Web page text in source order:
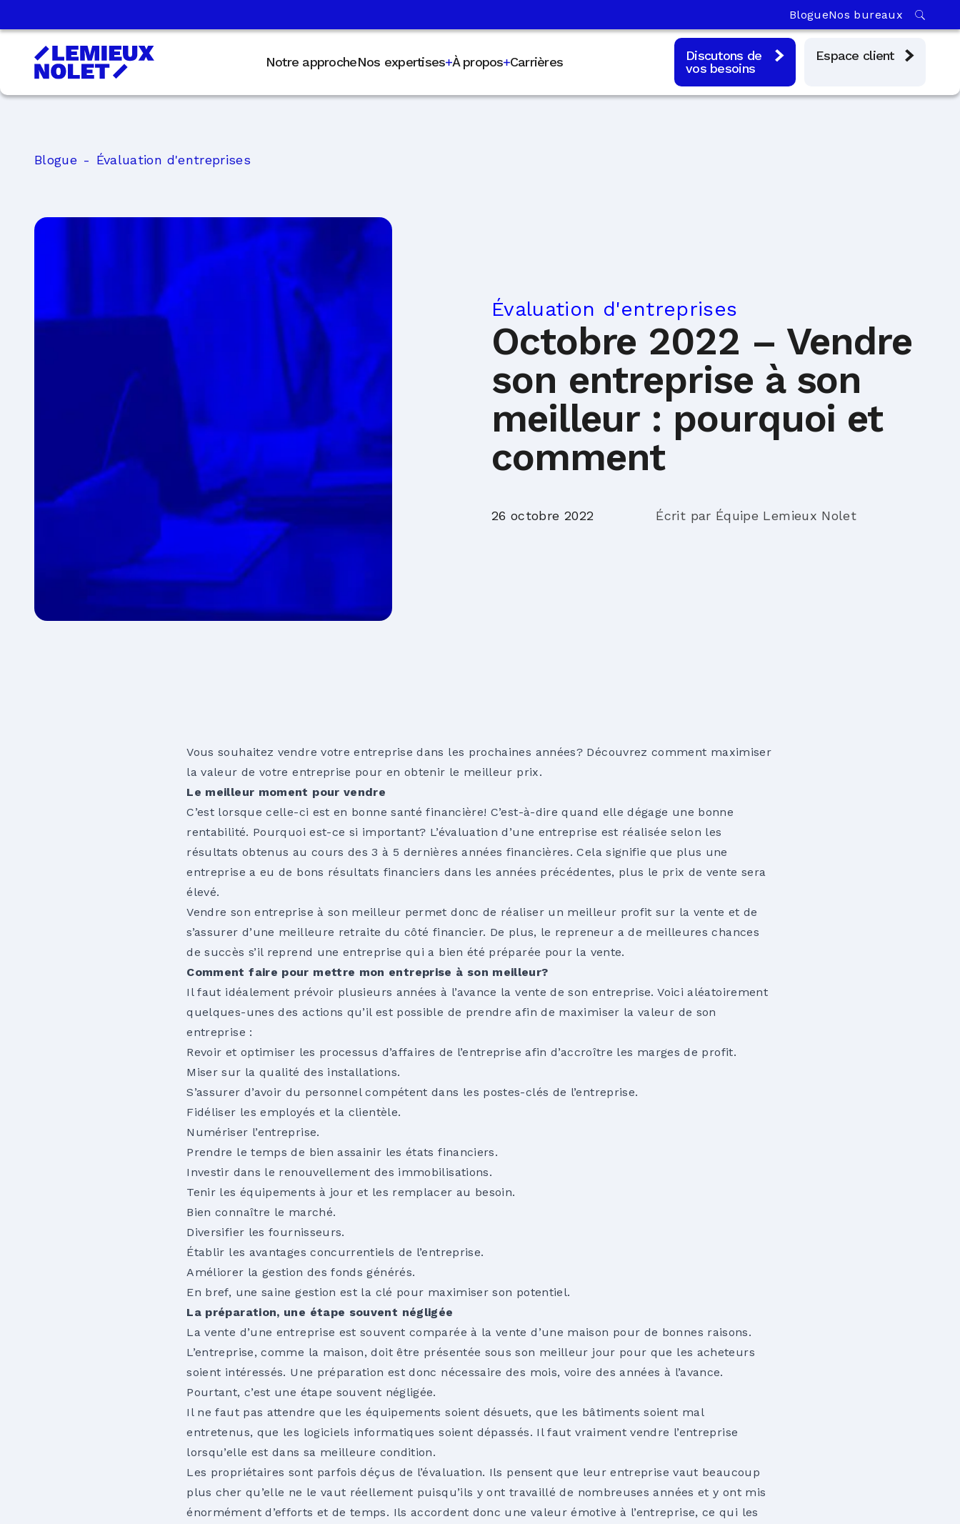
BlogueNos bureaux
Notre approcheNos expertises À propos Carrières
Discutons de
vos besoins
Espace client
Blogue Évaluation d'entreprises
Évaluation d'entreprises
Octobre 2022 – Vendre
son entreprise à son
meilleur : pourquoi et
comment
26 octobre 2022 Écrit par Équipe Lemieux Nolet
Vous souhaitez vendre votre entreprise dans les prochaines années? Découvrez comment maximiser
la valeur de votre entreprise pour en obtenir le meilleur prix.
Le meilleur moment pour vendre
C’est lorsque celle-ci est en bonne santé financière! C’est-à-dire quand elle dégage une bonne
rentabilité. Pourquoi est-ce si important? L’évaluation d’une entreprise est réalisée selon les
résultats obtenus au cours des 3 à 5 dernières années financières. Cela signifie que plus une
entreprise a eu de bons résultats financiers dans les années précédentes, plus le prix de vente sera
élevé.
Vendre son entreprise à son meilleur permet donc de réaliser un meilleur profit sur la vente et de
s’assurer d’une meilleure retraite du côté financier. De plus, le repreneur a de meilleures chances
de succès s’il reprend une entreprise qui a bien été préparée pour la vente.
Comment faire pour mettre mon entreprise à son meilleur?
Il faut idéalement prévoir plusieurs années à l’avance la vente de son entreprise. Voici aléatoirement
quelques-unes des actions qu’il est possible de prendre afin de maximiser la valeur de son
entreprise :
Revoir et optimiser les processus d’affaires de l’entreprise afin d’accroître les marges de profit.
Miser sur la qualité des installations.
S’assurer d’avoir du personnel compétent dans les postes-clés de l’entreprise.
Fidéliser les employés et la clientèle.
Numériser l’entreprise.
Prendre le temps de bien assainir les états financiers.
Investir dans le renouvellement des immobilisations.
Tenir les équipements à jour et les remplacer au besoin.
Bien connaître le marché.
Diversifier les fournisseurs.
Établir les avantages concurrentiels de l’entreprise.
Améliorer la gestion des fonds générés.
En bref, une saine gestion est la clé pour maximiser son potentiel.
La préparation, une étape souvent négligée
La vente d’une entreprise est souvent comparée à la vente d’une maison pour de bonnes raisons.
L’entreprise, comme la maison, doit être présentée sous son meilleur jour pour que les acheteurs
soient intéressés. Une préparation est donc nécessaire des mois, voire des années à l’avance.
Pourtant, c’est une étape souvent négligée.
Il ne faut pas attendre que les équipements soient désuets, que les bâtiments soient mal
entretenus, que les logiciels informatiques soient dépassés. Il faut vraiment vendre l’entreprise
lorsqu’elle est dans sa meilleure condition.
Les propriétaires sont parfois déçus de l’évaluation. Ils pensent que leur entreprise vaut beaucoup
plus cher qu’elle ne le vaut réellement puisqu’ils y ont travaillé de nombreuses années et y ont mis
énormément d’efforts et de temps. Ils accordent donc une valeur émotive à l’entreprise, ce qui les